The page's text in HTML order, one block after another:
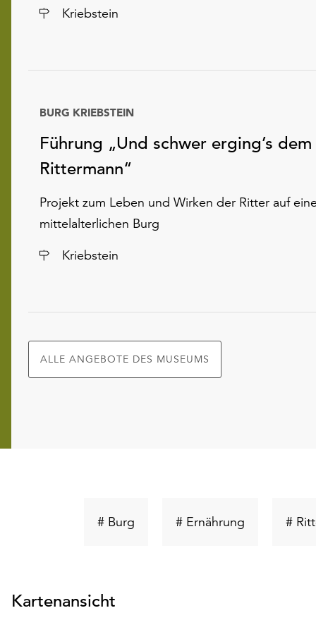
Ort Kriebstein
Führung „Und schwer erging’s dem
Rittermann“
BURG KRIEBSTEIN
Projekt zum Leben und Wirken der Ritter auf
mittelalterlichen Burg
Ort
Kriebstein
ALLE ANGEBOTE DES MUSEUMS
# Burg Schlüsselwort# Ernährung #
Kartenansicht